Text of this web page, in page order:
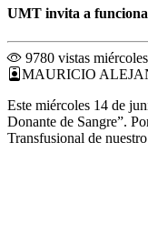
UMT invita a
9780 vistas
MAURICIO
Este miércoles 14 de
Donante de Sangre”.
Transfusional de